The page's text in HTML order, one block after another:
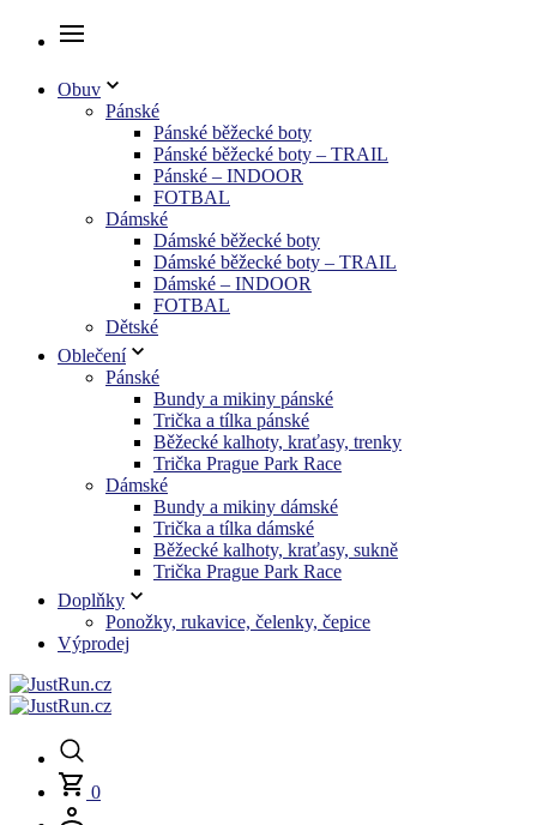
Obuv
Pánské
Pánské běžecké boty
Pánské běžecké boty – TRAIL
Pánské – INDOOR
FOTBAL
Dámské
Dámské běžecké boty
Dámské běžecké boty – TRAIL
Dámské – INDOOR
FOTBAL
Dětské
Oblečení
Pánské
Bundy a mikiny pánské
Trička a tílka pánské
Běžecké kalhoty, kraťasy, trenky
Trička Prague Park Race
Dámské
Bundy a mikiny dámské
Trička a tílka dámské
Běžecké kalhoty, kraťasy, sukně
Trička Prague Park Race
Doplňky
Ponožky, rukavice, čelenky, čepice
Výprodej
0